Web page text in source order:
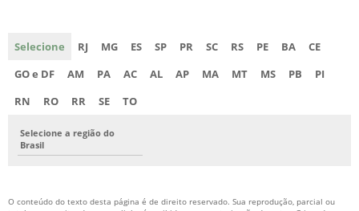
Selecione RJ MG ES SP PR SC RS PE BA
CE
GO e DF
AM PA AC AL AP MA MT MS PB
PI
RN
RO RR SE TO
Selecione a região do
Brasil
O conteúdo do texto desta página é de direito reservado. Sua reprodução, parcial ou